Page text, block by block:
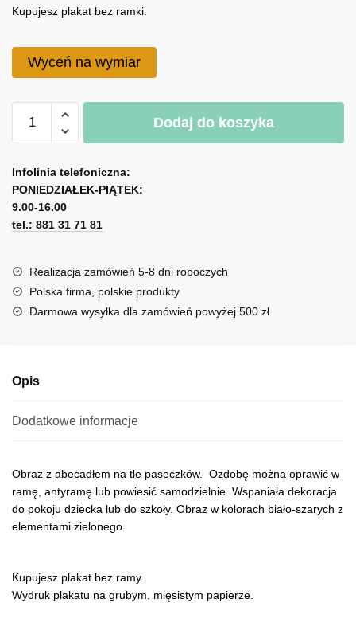
Kupujesz plakat bez ramki.
Wyceń na wymiar
Plakat
literkami
i
paseczkami
Dodaj do koszyka
l
t
e
r
a
t
i
Infolinia telefoniczna:
PONIEDZIAŁEK-PIĄTEK:
9.00-16.00
tel.: 881 31 71 81
Realizacja zamówień 5-8 dni roboczych
Polska firma, polskie produkty
Darmowa wysyłka dla zamówień powyżej 500 zł
Opis
Dodatkowe informacje
Obraz z abecadłem na tle paseczków. Ozdobę można oprawić w
ramę, antyramę lub powiesić samodzielnie. Wspaniała dekoracja
do pokoju dziecka lub do szkoły. Obraz w kolorach biało-szarych z
elementami zielonego.
Kupujesz plakat bez ramy.
Wydruk plakatu na grubym, mięsistym papierze.